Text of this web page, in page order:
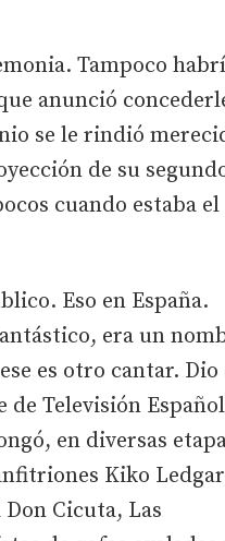
Tampoco
anunció
se le rindió
de su
cuando estaba el
Eso en España.
era un
es otro cantar. Dio
Televisión
en diversas
Kiko
Cicuta, Las